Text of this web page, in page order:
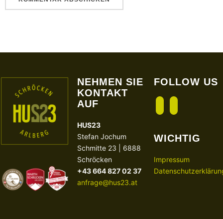
NEHMEN SIE
KONTAKT
AUF
HUS23
Stefan Jochum
Schmitte 23 | 6888
Schröcken
+43 664 827 02 37
anfrage@hus23.at
FOLLOW US
WICHTIG
Impressum